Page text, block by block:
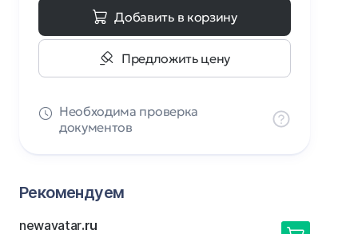
Добавить в корзину
Предложить цену
Необходима проверка
документов
Рекомендуем
newavatar.ru